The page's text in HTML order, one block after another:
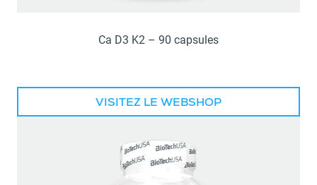
Ca D3 K2 – 90 capsules
VISITEZ LE WEBSHOP